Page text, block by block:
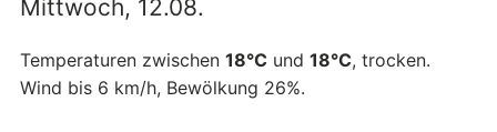
Mittwoch, 12.08.
Temperaturen zwischen 18°C und 18°C, trocken.
Wind bis 6 km/h, Bewölkung 26%.